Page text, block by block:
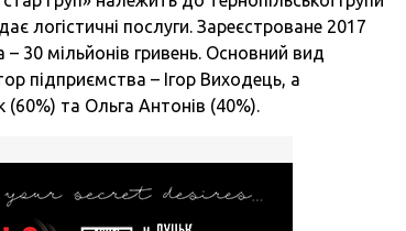
логістичні послуги. Зареєстроване 2017
30 мільйонів гривень. Основний вид
підприємства – Ігор Виходець, а
та Ольга Антонів (40%).